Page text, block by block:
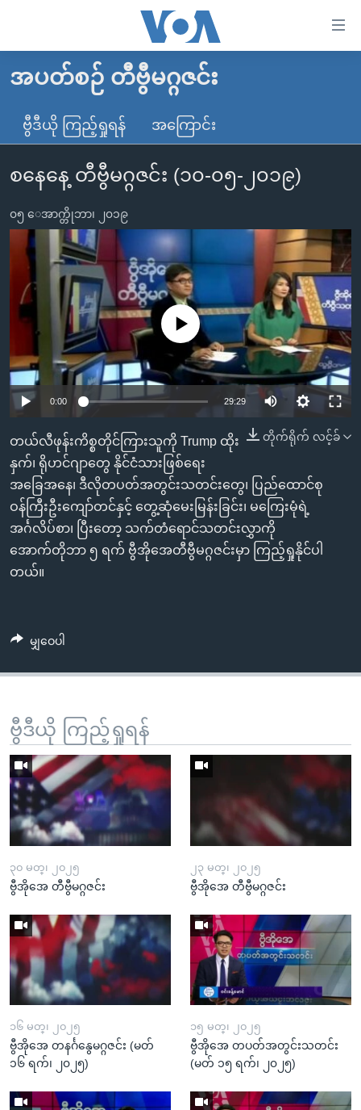
လွယ်ကူ
သည့်
များ
ပင်မ
အကြောင်းအရာ
ကြည့်
အ
ညွန်း
စာမျက်နှာ
ကျော်
ကြည့်
ရှာဖွေ
မူလစာမျက်နှာ
မြန်မာ
ကမ္ဘာ့သတင်းများ
နိုင်ငံတကာ
တရုတ်
အစ္စရေး-ပါလက်စတိုင်း
ဗွီဒီယို
ရပ်ဝန်းတခု လမ်းတခု အလွန်
အင်္ဂလိပ်စာလေ့လာမယ်
အမေရိကန်သုံးအီဒီယံ
မကြေးမုံရဲ့ အင်္ဂလိပ်စာ
ရုပ်ရှင်ထဲက အင်္ဂလိပ်စာ
သုတပဒေသာ အင်္ဂလိပ်စာ
အပတ်စဉ်ကဏ္ဍများ
ရေဒီယို
ရေဒီယိုနှင့်ရုပ်သံ အချက်အလက်များ
ရေဒီယို/တီဗွီအစီအစဉ်
Learning English
ဗွီအိုအေ လူမှုကွန်ယက်များ
ဘာသာစကားများ
အပတ်စဉ် တီဗွီမဂ္ဂဇင်း
ဗွီဒီယို ကြည့်ရှုရန် အကြောင်း
စနေနေ့ တီဗွီမဂ္ဂဇင်း (၁၀-၀၅-၂၀၁၉)
၀၅ ေအာက္တိုဘာ၊ ၂၀၁၉
No media source currently available
0:00 29:29
တိုက်ရိုက် လင့်ခ်
တယ်လီဖုန်းကိစ္စတိုင်ကြားသူကို Trump ထိုး
နှက်၊ ရိုဟင်ဂျာတွေ နိုင်ငံသားဖြစ်ရေး
အခြေအနေ၊ ဒီလိုတပတ်အတွင်းသတင်းတွေ၊ ပြည်ထောင်စု
ဝန်ကြီးဦးကျော်တင်နှင့် တွေ့ဆုံမေးမြန်းခြင်း၊ မကြေးမုံရဲ့
အင်္ဂလိပ်စာ၊ ပြီးတော့ သက်တံရောင်သတင်းလွှာကို
အောက်တိုဘာ ၅ ရက် ဗွီအိုအေတီဗွီမဂ္ဂဇင်းမှာ ကြည့်ရှုနိုင်ပါ
တယ်။
မျှဝေပါ
ဗွီဒီယို ကြည့်ရှုရန်
၃၀ မတ္၊ ၂၀၂၅
ဗွီအိုအေ တီဗွီမဂ္ဂဇင်း
၂၃ မတ္၊ ၂၀၂၅
ဗွီအိုအေ တီဗွီမဂ္ဂဇင်း
၁၆ မတ္၊ ၂၀၂၅
ဗွီအိုအေ တနင်္ဂနွေမဂ္ဂဇင်း (မတ်
၁၆ ရက်၊ ၂၀၂၅)
၁၅ မတ္၊ ၂၀၂၅
ဗွီအိုအေ တပတ်အတွင်းသတင်း
(မတ် ၁၅ ရက်၊ ၂၀၂၅)